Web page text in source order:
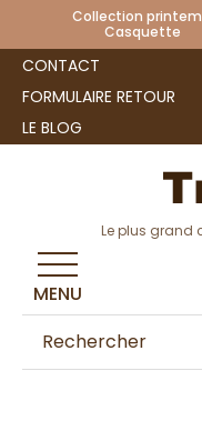
Collection
CONTACT
FORMULAIRE RETOUR
LE BLOG
Le plus grand
MENU